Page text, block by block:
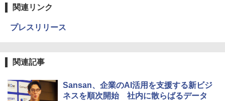
関連リンク
プレスリリース
関連記事
Sansan、企業のAI活用を支援する新ビジ
ネスを順次開始 社内に散らばるデータ